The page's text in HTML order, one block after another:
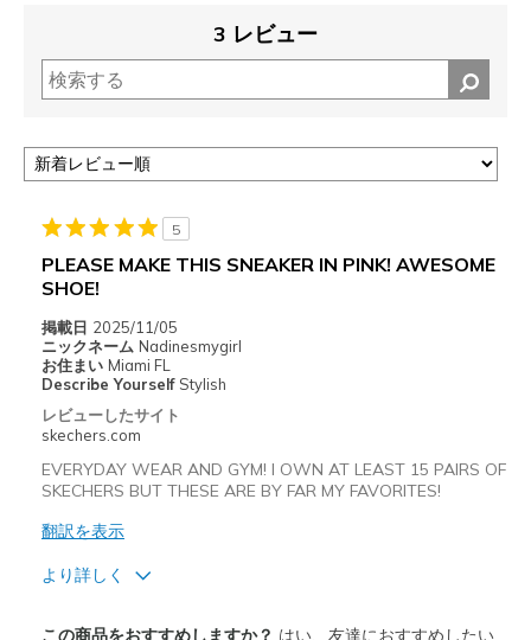
3 レビュー
5
PLEASE MAKE THIS SNEAKER IN PINK! AWESOME
SHOE!
掲載日 2025/11/05
ニックネーム Nadinesmygirl
お住まい Miami FL
Describe Yourself Stylish
レビューしたサイト
skechers.com
EVERYDAY WEAR AND GYM! I OWN AT LEAST 15 PAIRS OF
SKECHERS BUT THESE ARE BY FAR MY FAVORITES!
翻訳を表示
より詳しく
この商品をおすすめしますか？ はい、友達におすすめしたい